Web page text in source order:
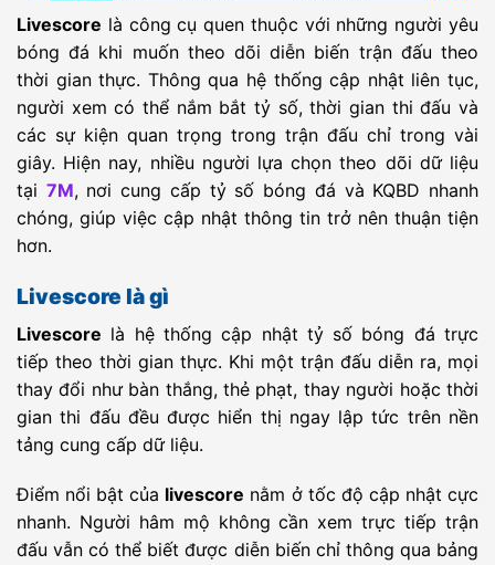
Aris Limassol -
INT CF 22:00 AEL Limassol
Atromitos
Athens
-
INT CF 22:00 Levadiakos -
Panaitolikos
Agrinio
-
INT CF 22:30 Luftetari -
Butrinti
Sarande
-
23:00
INT CF 23:00
Esperance
Tunis
- UD San Pedro -
INT CF 23:00
US
Pergolettese
- Club Milano -
23:30
INT CF 23:30 Legnago Salus - Mantova
CSFS Cup
Athletic Bilbao
U17
-
Livescore là công cụ quen thuộc với những người yêu
bóng đá khi muốn theo dõi diễn biến trận đấu theo
thời gian thực. Thông qua hệ thống cập nhật liên tục,
người xem có thể nắm bắt tỷ số, thời gian thi đấu và
các sự kiện quan trọng trong trận đấu chỉ trong vài
giây. Hiện nay, nhiều người lựa chọn theo dõi dữ liệu
tại 7M, nơi cung cấp tỷ số bóng đá và KQBD nhanh
chóng, giúp việc cập nhật thông tin trở nên thuận tiện
hơn.
Livescore là gì
Livescore là hệ thống cập nhật tỷ số bóng đá trực
tiếp theo thời gian thực. Khi một trận đấu diễn ra, mọi
thay đổi như bàn thắng, thẻ phạt, thay người hoặc thời
gian thi đấu đều được hiển thị ngay lập tức trên nền
tảng cung cấp dữ liệu.
Điểm nổi bật của livescore nằm ở tốc độ cập nhật cực
nhanh. Người hâm mộ không cần xem trực tiếp trận
đấu vẫn có thể biết được diễn biến chỉ thông qua bảng